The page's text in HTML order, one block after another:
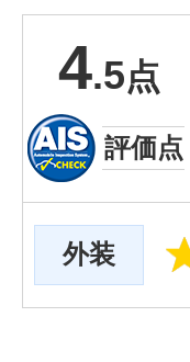
4.5点
評価点
外装